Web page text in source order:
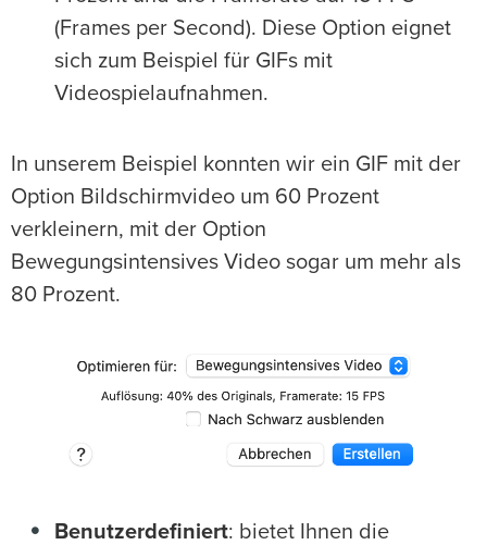
(Frames per Second). Diese Option eignet
sich zum Beispiel für GIFs mit
Videospielaufnahmen.
In unserem Beispiel konnten wir ein GIF mit der
Option Bildschirmvideo um 60 Prozent
verkleinern, mit der Option
Bewegungsintensives Video sogar um mehr als
80 Prozent.
Benutzerdefiniert: bietet Ihnen die